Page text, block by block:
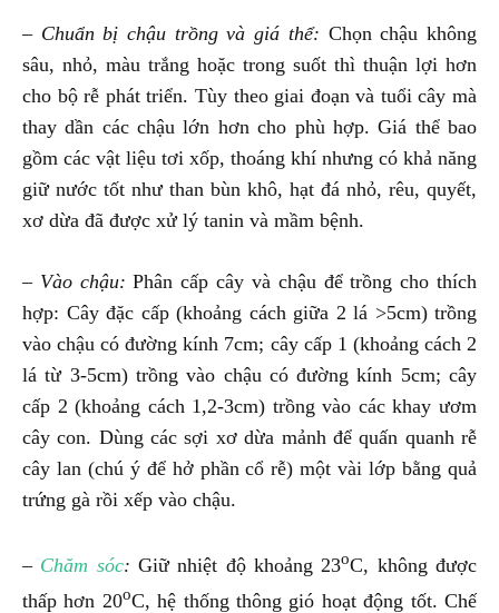
– Chuẩn bị chậu trồng và giá thể: Chọn chậu không
sâu, nhỏ, màu trắng hoặc trong suốt thì thuận lợi hơn
cho bộ rễ phát triển. Tùy theo giai đoạn và tuổi cây mà
thay dần các chậu lớn hơn cho phù hợp. Giá thể bao
gồm các vật liệu tơi xốp, thoáng khí nhưng có khả năng
giữ nước tốt như than bùn khô, hạt đá nhỏ, rêu, quyết,
xơ dừa đã được xử lý tanin và mầm bệnh.
– Vào chậu: Phân cấp cây và chậu để trồng cho thích
hợp: Cây đặc cấp (khoảng cách giữa 2 lá >5cm) trồng
vào chậu có đường kính 7cm; cây cấp 1 (khoảng cách 2
lá từ 3-5cm) trồng vào chậu có đường kính 5cm; cây
cấp 2 (khoảng cách 1,2-3cm) trồng vào các khay ươm
cây con. Dùng các sợi xơ dừa mảnh để quấn quanh rễ
cây lan (chú ý để hở phần cổ rễ) một vài lớp bằng quả
trứng gà rồi xếp vào chậu.
– Chăm sóc: Giữ nhiệt độ khoảng 23oC, không được
thấp hơn 20oC, hệ thống thông gió hoạt động tốt. Chế